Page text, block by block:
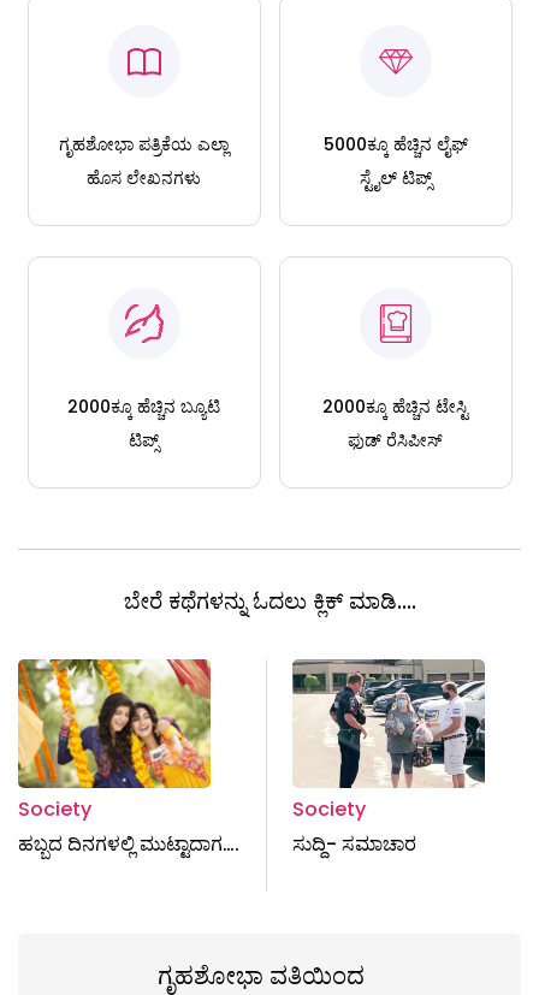
ಗೃಹಶೋಭಾ ಪತ್ರಿಕೆಯ ಎಲ್ಲಾ
ಹೊಸ ಲೇಖನಗಳು
5000ಕ್ಕೂ ಹೆಚ್ಚಿನ ಲೈಫ್
ಸ್ಟೈಲ್ ಟಿಪ್ಸ್
2000ಕ್ಕೂ ಹೆಚ್ಚಿನ ಬ್ಯೂಟಿ
ಟಿಪ್ಸ್
2000ಕ್ಕೂ ಹೆಚ್ಚಿನ ಟೇಸ್ಟಿ
ಫುಡ್ ರೆಸಿಪೀಸ್
ಬೇರೆ ಕಥೆಗಳನ್ನು ಓದಲು ಕ್ಲಿಕ್ ಮಾಡಿ....
Society
ಹಬ್ಬದ ದಿನಗಳಲ್ಲಿ ಮುಟ್ಟಾದಾಗ….
Society
ಸುದ್ದಿ- ಸಮಾಚಾರ
ಗೃಹಶೋಭಾ ವತಿಯಿಂದ